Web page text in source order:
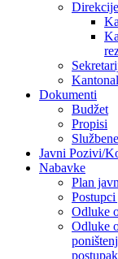
Direkcije
Dokumenti
Budžet
Propisi
Javni Pozivi/
Nabavke
Plan
Odluke
Odluke